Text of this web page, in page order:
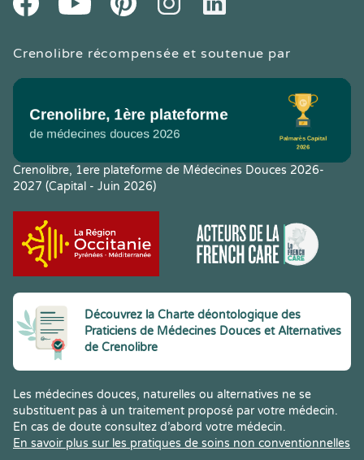
Crenolibre récompensée et soutenue par
Crenolibre, 1ere plateforme de Médecines Douces 2026-
2027 (Capital - Juin 2026)
Découvrez la Charte déontologique des
Praticiens de Médecines Douces et Alternatives
de Crenolibre
Les médecines douces, naturelles ou alternatives ne se
substituent pas à un traitement proposé par votre médecin.
En cas de doute consultez d’abord votre médecin.
En savoir plus sur les pratiques de soins non conventionnelles